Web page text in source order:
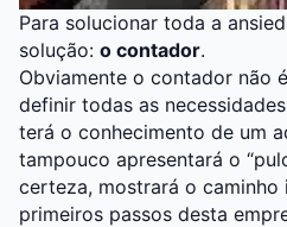
Para solucionar toda a
solução: o contador.
Obviamente o contador não
definir todas as
terá o conhecimento de um
tampouco apresentará o
certeza, mostrará o caminho
primeiros passos desta